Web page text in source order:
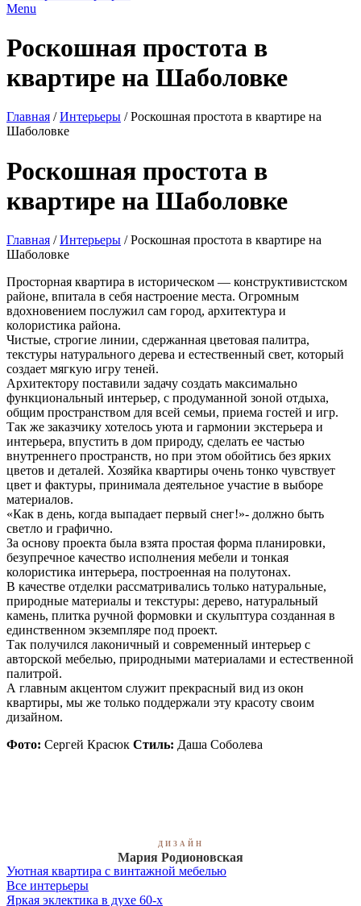
Menu
Роскошная простота в
квартире на Шаболовке
Главная /Интерьеры /Роскошная простота в квартире на
Шаболовке
Роскошная простота в
квартире на Шаболовке
Главная /Интерьеры /Роскошная простота в квартире на
Шаболовке
Просторная квартира в историческом — конструктивистском
районе, впитала в себя настроение места. Огромным
вдохновением послужил сам город, архитектура и
колористика района.
Чистые, строгие линии, сдержанная цветовая палитра,
текстуры натурального дерева и естественный свет, который
создает мягкую игру теней.
Архитектору поставили задачу создать максимально
функциональный интерьер, с продуманной зоной отдыха,
общим пространством для всей семьи, приема гостей и игр.
Так же заказчику хотелось уюта и гармонии экстерьера и
интерьера, впустить в дом природу, сделать ее частью
внутреннего пространств, но при этом обойтись без ярких
цветов и деталей. Хозяйка квартиры очень тонко чувствует
цвет и фактуры, принимала деятельное участие в выборе
материалов.
«Как в день, когда выпадает первый снег!»- должно быть
светло и графично.
За основу проекта была взята простая форма планировки,
безупречное качество исполнения мебели и тонкая
колористика интерьера, построенная на полутонах.
В качестве отделки рассматривались только натуральные,
природные материалы и текстуры: дерево, натуральный
камень, плитка ручной формовки и скульптура созданная в
единственном экземпляре под проект.
Так получился лаконичный и современный интерьер с
авторской мебелью, природными материалами и естественной
палитрой.
А главным акцентом служит прекрасный вид из окон
квартиры, мы же только поддержали эту красоту своим
дизайном.
Фото: Сергей Красюк Стиль: Даша Соболева
ДИЗАЙН
Мария Родионовская
Уютная квартира с винтажной мебелью
Все интерьеры
Яркая эклектика в духе 60-х